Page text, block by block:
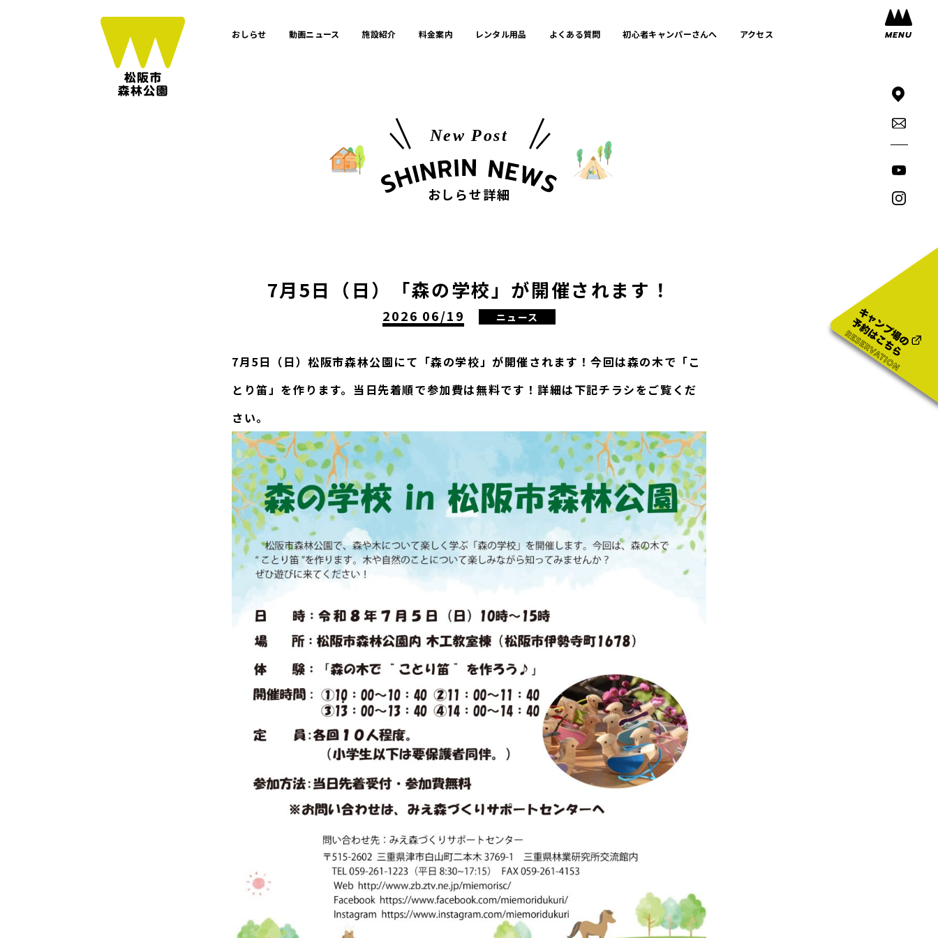
おしらせ 動画ニュース 施設紹介 料金案内 レンタル用品 よくある質問 初心者キャンパーさんへ アクセス
New Post
おしらせ詳細
7月5日（日）「森の学校」が開催されます！
2026 06/19 ニュース
7月5日（日）松阪市森林公園にて「森の学校」が開催されます！今回は森の木で「こ
とり笛」を作ります。当日先着順で参加費は無料です！詳細は下記チラシをご覧くだ
さい。